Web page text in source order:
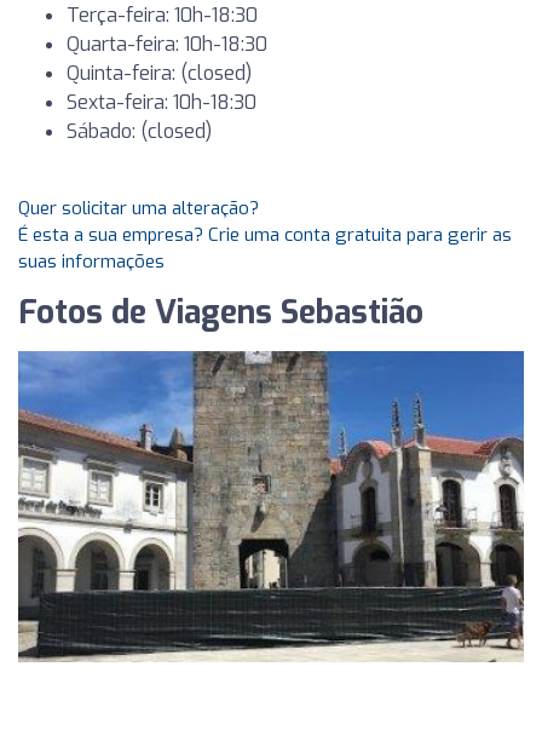
Terça-feira: 10h-18:30
Quarta-feira: 10h-18:30
Quinta-feira: (closed)
Sexta-feira: 10h-18:30
Sábado: (closed)
Quer solicitar uma alteração?
É esta a sua empresa? Crie uma conta gratuita para gerir as
suas informações
Fotos de Viagens Sebastião